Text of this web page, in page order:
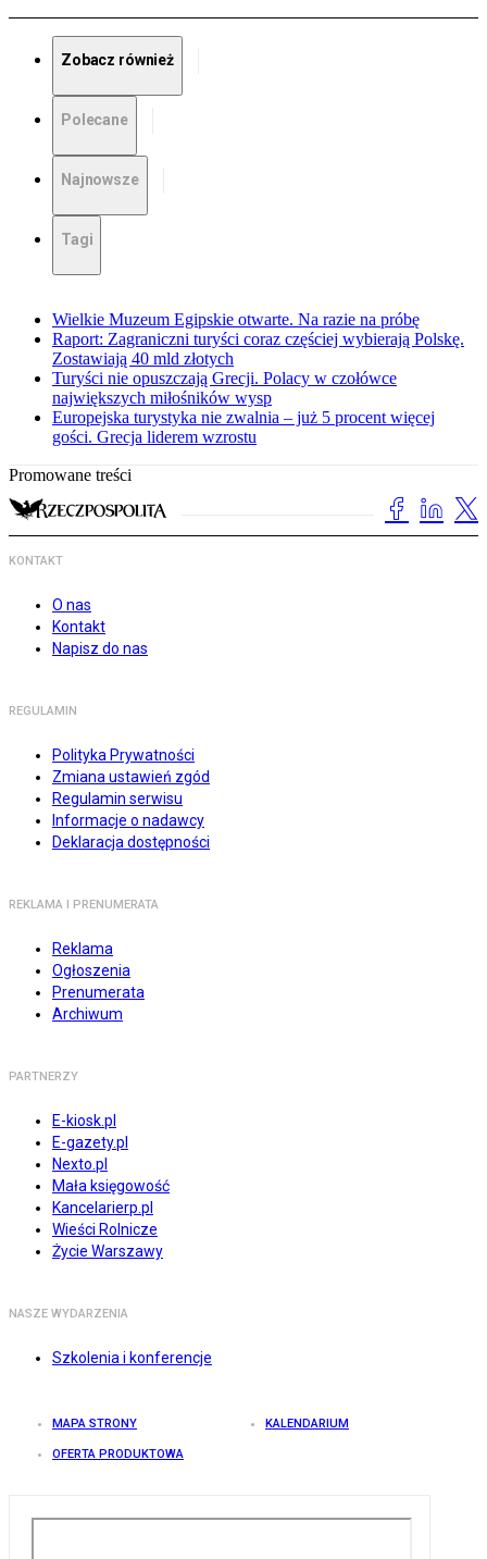
Zobacz również
Polecane
Najnowsze
Tagi
Wielkie Muzeum Egipskie otwarte. Na razie na próbę
Raport: Zagraniczni turyści coraz częściej wybierają Polskę.
Zostawiają 40 mld złotych
Turyści nie opuszczają Grecji. Polacy w czołówce
największych miłośników wysp
Europejska turystyka nie zwalnia – już 5 procent więcej
gości. Grecja liderem wzrostu
Promowane treści
KONTAKT
O nas
Kontakt
Napisz do nas
REGULAMIN
Polityka Prywatności
Zmiana ustawień zgód
Regulamin serwisu
Informacje o nadawcy
Deklaracja dostępności
REKLAMA I PRENUMERATA
Reklama
Ogłoszenia
Prenumerata
Archiwum
PARTNERZY
E-kiosk.pl
E-gazety.pl
Nexto.pl
Mała księgowość
Kancelarierp.pl
Wieści Rolnicze
Życie Warszawy
NASZE WYDARZENIA
Szkolenia i konferencje
MAPA STRONY KALENDARIUM
OFERTA PRODUKTOWA